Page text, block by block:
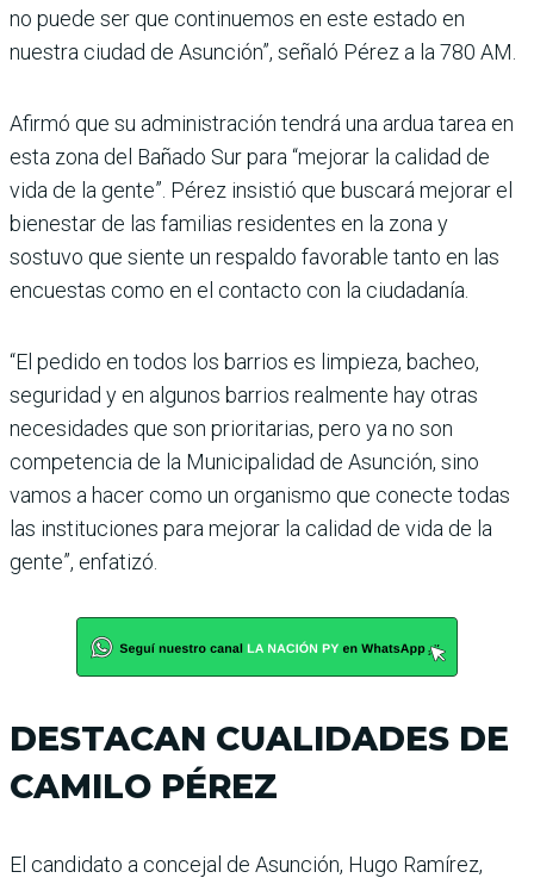
no puede ser que continuemos en este estado en
nuestra ciudad de Asunción”, señaló Pérez a la 780 AM.
Afirmó que su administración tendrá una ardua tarea en
esta zona del Bañado Sur para “mejorar la calidad de
vida de la gente”. Pérez insistió que buscará mejorar el
bienestar de las familias residentes en la zona y
sostuvo que siente un respaldo favorable tanto en las
encuestas como en el contacto con la ciudadanía.
“El pedido en todos los barrios es limpieza, bacheo,
seguridad y en algunos barrios realmente hay otras
necesidades que son prioritarias, pero ya no son
competencia de la Municipalidad de Asunción, sino
vamos a hacer como un organismo que conecte todas
las instituciones para mejorar la calidad de vida de la
gente”, enfatizó.
DESTACAN CUALIDADES DE
CAMILO PÉREZ
El candidato a concejal de Asunción, Hugo Ramírez,